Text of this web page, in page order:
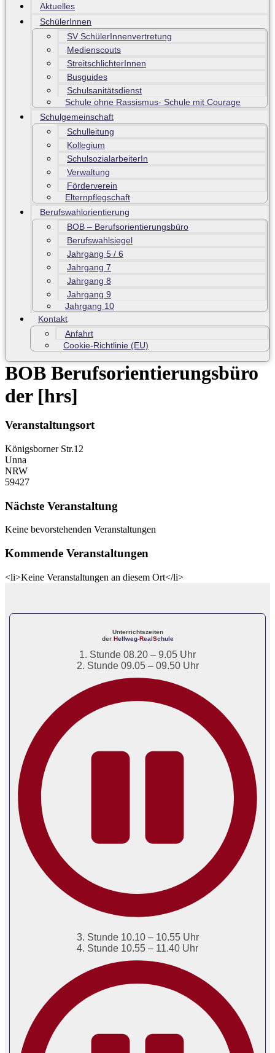
Aktuelles
SchülerInnen
SV SchülerInnenvertretung
Medienscouts
StreitschlichterInnen
Busguides
Schulsanitätsdienst
Schule ohne Rassismus- Schule mit Courage
Schulgemeinschaft
Schulleitung
Kollegium
SchulsozialarbeiterIn
Verwaltung
Förderverein
Elternpflegschaft
Berufswahlorientierung
BOB – Berufsorientierungsbüro
Berufswahlsiegel
Jahrgang 5 / 6
Jahrgang 7
Jahrgang 8
Jahrgang 9
Jahrgang 10
Kontakt
Anfahrt
Cookie-Richtlinie (EU)
BOB Berufsorientierungsbüro
der [hrs]
Veranstaltungsort
Königsborner Str.12
Unna
NRW
59427
Nächste Veranstaltung
Keine bevorstehenden Veranstaltungen
Kommende Veranstaltungen
<li>Keine Veranstaltungen an diesem Ort</li>
Unterrichtszeiten
der Hellweg-RealSchule
1. Stunde 08.20 – 9.05 Uhr
2. Stunde 09.05 – 09.50 Uhr
3. Stunde 10.10 – 10.55 Uhr
4. Stunde 10.55 – 11.40 Uhr